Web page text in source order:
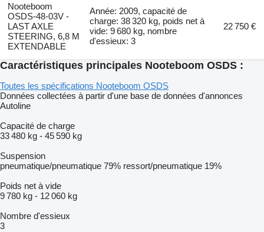
Nooteboom
OSDS-48-03V -
LAST AXLE
STEERING, 6,8 M
EXTENDABLE
Année: 2009, capacité de
charge: 38 320 kg, poids net à
vide: 9 680 kg, nombre
d'essieux: 3
22 750 €
Caractéristiques principales Nooteboom OSDS :
Toutes les spécifications Nooteboom OSDS
Données collectées à partir d'une base de données d'annonces
Autoline
Capacité de charge
33 480 kg - 45 590 kg
Suspension
pneumatique/pneumatique 79% ressort/pneumatique 19%
Poids net à vide
9 780 kg - 12 060 kg
Nombre d'essieux
3